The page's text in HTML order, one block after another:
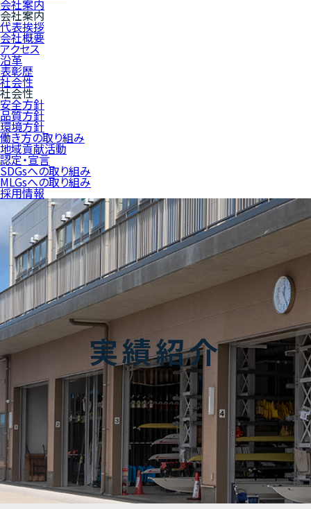
会社案内
会社案内
代表挨拶
会社概要
アクセス
沿革
表彰歴
社会性
社会性
安全方針
品質方針
環境方針
働き方の取り組み
地域貢献活動
認定・宣言
SDGsへの取り組み
MLGsへの取り組み
採用情報
実績紹介